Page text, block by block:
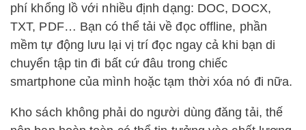
phí khổng lồ với nhiều định dạng: DOC, DOCX,
TXT, PDF… Bạn có thể tải về đọc offline, phần
mềm tự động lưu lại vị trí đọc ngay cả khi bạn di
chuyển tập tin đi bất cứ đâu trong chiếc
smartphone của mình hoặc tạm thời xóa nó đi nữa.
Kho sách không phải do người dùng đăng tải, thế